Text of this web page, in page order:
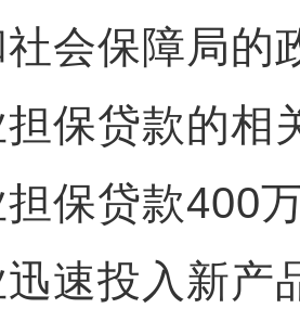
会保障局的
保贷款的相
保贷款400
迅速投入新产